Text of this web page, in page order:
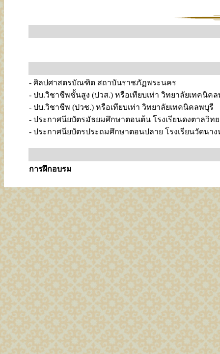
- ศิลปศาสตรบัณฑิต สถาบันราชภัฏพระนคร
- ปบ.วิชาชีพชั้นสูง (ปวส.) หรือเทียบเท่า วิทยาลัยเทคนิค
- ปบ.วิชาชีพ (ปวช.) หรือเทียบเท่า วิทยาลัยเทคนิคลพบุรี
- ประกาศนียบัตรมัธยมศึกษาตอนต้น โรงเรียนดงตาลวิท
- ประกาศนียบัตรประถมศึกษาตอนปลาย โรงเรียนวัดนา
การฝึกอบรม